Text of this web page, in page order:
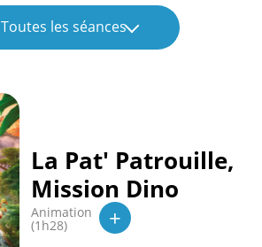
Toutes les séances
La Pat' Patrouille,
Mission Dino
Animation
(1h28) +